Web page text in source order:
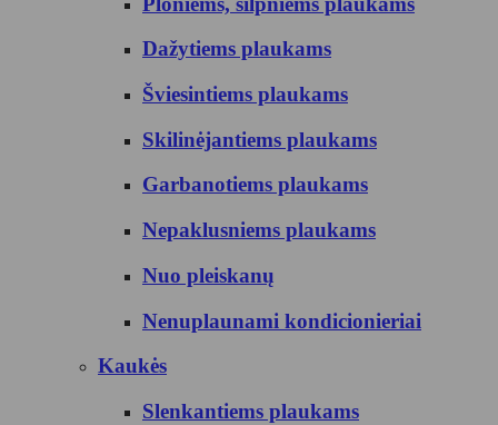
Dažytiems plaukams
Šviesintiems plaukams
Skilinėjantiems plaukams
Garbanotiems plaukams
Nepaklusniems plaukams
Nuo pleiskanų
Nenuplaunami kondicionieriai
Kaukės
Slenkantiems plaukams